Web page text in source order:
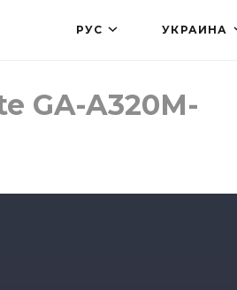
РУС
УКРАИНА
GA-A320M-